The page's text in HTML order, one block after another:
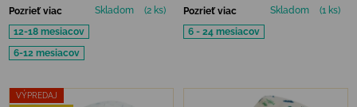
Pozrieť viac Skladom
(2 ks)
12-18 mesiacov
6-12 mesiacov
Pozrieť viac Skladom
(1 ks)
6 - 24 mesiacov
VÝPREDAJ